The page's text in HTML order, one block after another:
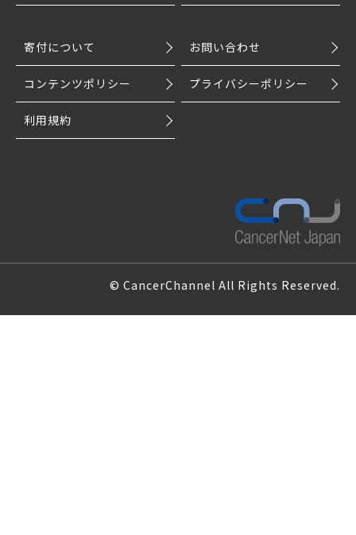
寄付について お問い合わせ
コンテンツポリシー プライバシーポリシー
利用規約
© CancerChannel All Rights Reserved.